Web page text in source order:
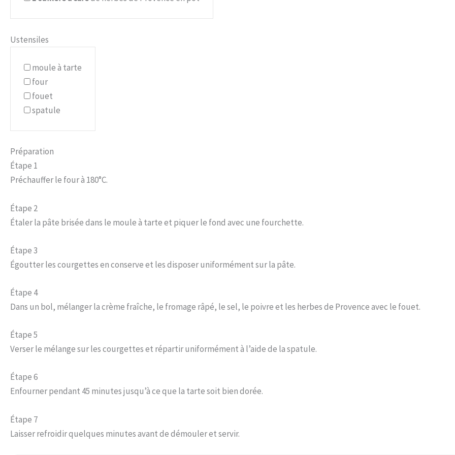
Ustensiles
moule à tarte
four
fouet
spatule
Préparation
Étape 1
Préchauffer le four à 180°C.
Étape 2
Étaler la pâte brisée dans le moule à tarte et piquer le fond avec une fourchette.
Étape 3
Égoutter les courgettes en conserve et les disposer uniformément sur la pâte.
Étape 4
Dans un bol, mélanger la crème fraîche, le fromage râpé, le sel, le poivre et les herbes de Provence avec le fouet.
Étape 5
Verser le mélange sur les courgettes et répartir uniformément à l’aide de la spatule.
Étape 6
Enfourner pendant 45 minutes jusqu’à ce que la tarte soit bien dorée.
Étape 7
Laisser refroidir quelques minutes avant de démouler et servir.